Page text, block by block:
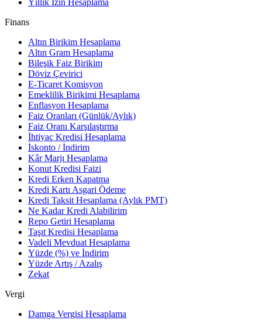
Yıllık İzin Hesaplama
Finans
Altın Birikim Hesaplama
Altın Gram Hesaplama
Bileşik Faiz Birikim
Döviz Çevirici
E-Ticaret Komisyon
Emeklilik Birikimi Hesaplama
Enflasyon Hesaplama
Faiz Oranları (Günlük/Aylık)
Faiz Oranı Karşılaştırma
İhtiyaç Kredisi Hesaplama
İskonto / İndirim
Kâr Marjı Hesaplama
Konut Kredisi Faizi
Kredi Erken Kapatma
Kredi Kartı Asgari Ödeme
Kredi Taksit Hesaplama (Aylık PMT)
Ne Kadar Kredi Alabilirim
Repo Getiri Hesaplama
Taşıt Kredisi Hesaplama
Vadeli Mevduat Hesaplama
Yüzde (%) ve İndirim
Yüzde Artış / Azalış
Zekat
Vergi
Damga Vergisi Hesaplama